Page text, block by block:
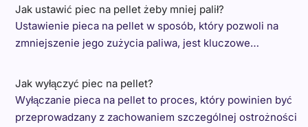
Jak ustawić piec na pellet żeby mniej palił?
Ustawienie pieca na pellet w sposób, który pozwoli na
zmniejszenie jego zużycia paliwa, jest kluczowe…
Jak wyłączyć piec na pellet?
Wyłączanie pieca na pellet to proces, który powinien być
przeprowadzany z zachowaniem szczególnej ostrożności